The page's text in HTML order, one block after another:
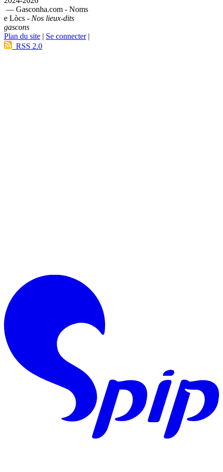
— Gasconha.com - Noms
e Lòcs - Nos lieux-dits
gascons
Plan du site | Se connecter|
RSS 2.0